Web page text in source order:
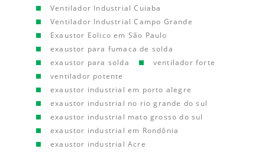
Ventilador Industrial Cuiaba
Ventilador Industrial Campo Grande
Exaustor Eolico em São Paulo
exaustor para fumaca de solda
exaustor para solda
ventilador forte
ventilador potente
exaustor industrial em porto alegre
exaustor industrial no rio grande do sul
exaustor industrial mato grosso do sul
exaustor industrial em Rondônia
exaustor industrial Acre